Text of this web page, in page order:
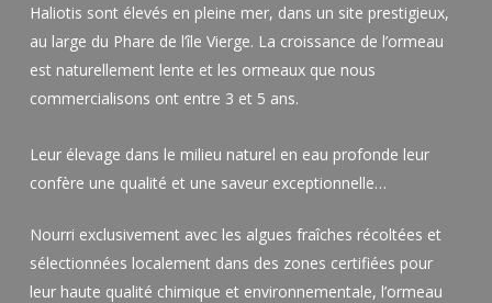
Haliotis sont élevés en pleine mer, dans un site prestigieux,
au large du Phare de l’île Vierge. La croissance de l’ormeau
est naturellement lente et les ormeaux que nous
commercialisons ont entre 3 et 5 ans.
Leur élevage dans le milieu naturel en eau profonde leur
confère une qualité et une saveur exceptionnelle…
Nourri exclusivement avec les algues fraîches récoltées et
sélectionnées localement dans des zones certifiées pour
leur haute qualité chimique et environnementale, l’ormeau